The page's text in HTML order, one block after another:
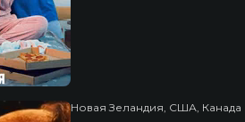
Новая Зеландия, США, Канада